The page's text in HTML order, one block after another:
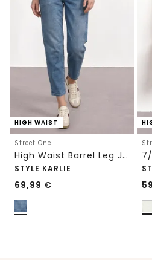
HIGH WAIST
Street One
High Waist Barrel Leg Jeans im Loose Fit
STYLE KARLIE
69,99 €